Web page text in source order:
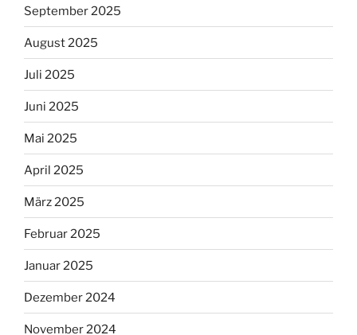
September 2025
August 2025
Juli 2025
Juni 2025
Mai 2025
April 2025
März 2025
Februar 2025
Januar 2025
Dezember 2024
November 2024